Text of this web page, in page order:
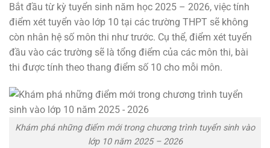
Bắt đầu từ kỳ tuyển sinh năm học 2025 – 2026, việc tính
điểm xét tuyển vào lớp 10 tại các trường THPT sẽ không
còn nhân hệ số môn thi như trước. Cụ thể, điểm xét tuyển
đầu vào các trường sẽ là tổng điểm của các môn thi, bài
thi được tính theo thang điểm số 10 cho mỗi môn.
Khám phá những điểm mới trong chương trình tuyển sinh vào
lớp 10 năm 2025 – 2026